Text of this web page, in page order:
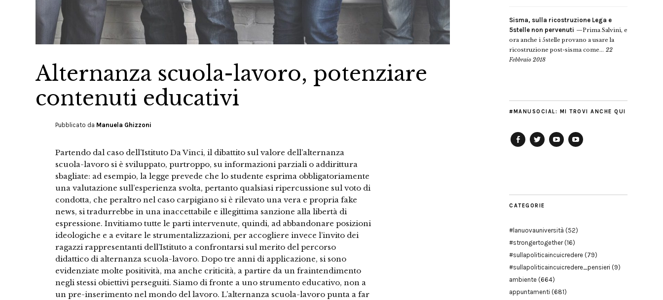
Alternanza scuola-lavoro, potenziare
contenuti educativi
Pubblicato da Manuela Ghizzoni
Partendo dal caso dell’Istituto Da Vinci, il dibattito sul valore dell’alternanza
scuola-lavoro si è sviluppato, purtroppo, su informazioni parziali o addirittura
sbagliate: ad esempio, la legge prevede che lo studente esprima obbligatoriamente
una valutazione sull’esperienza svolta, pertanto qualsiasi ripercussione sul voto di
condotta, che peraltro nel caso carpigiano si è rilevato una vera e propria fake
news, si tradurrebbe in una inaccettabile e illegittima sanzione alla libertà di
espressione. Invitiamo tutte le parti intervenute, quindi, ad abbandonare posizioni
ideologiche e a evitare le strumentalizzazioni, per accogliere invece l’invito dei
ragazzi rappresentanti dell’Istituto a confrontarsi sul merito del percorso
didattico di alternanza scuola-lavoro. Dopo tre anni di applicazione, si sono
evidenziate molte positività, ma anche criticità, a partire da un fraintendimento
negli stessi obiettivi perseguiti. Siamo di fronte a uno strumento educativo, non a
un pre-inserimento nel mondo del lavoro. L’alternanza scuola-lavoro punta a far
Sisma, sulla ricostruzione Lega e
5stelle non pervenuti
Prima Salvini, e
ora anche i 5stelle provano a usare la
ricostruzione post-sisma come... 22
Febbraio 2018
#MANUSOCIAL: MI TROVI ANCHE QUI
CATEGORIE
#lanuovauniversità (52)
#strongertogether(16)
#sullapoliticaincuicredere (79)
#sullapoliticaincuicredere_pensieri (9)
ambiente (664)
appuntamenti (681)